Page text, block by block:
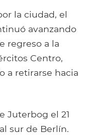
la ciudad, el
avanzando
regreso a la
Centro,
a retirarse hacia
Juterbog el 21
sur de Berlín.